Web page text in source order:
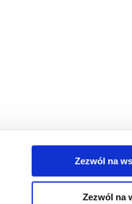
Zezwól na
Zezwól na